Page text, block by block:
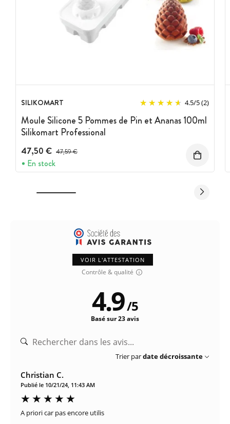
SILIKOMART 4.5/5(2)
Moule Silicone 5 Pommes de Pin et Ananas 100ml
Silikomart Professional
47,50 € Prix avant réduction :
47,59 €
En stock
VOIR L'ATTESTATION
Contrôle & qualité
4.9/5
Basé sur 23 avis
Trier pardate décroissante
Christian C.
Publié le 10/21/24, 11:43 AM
A priori car pas encore utilis